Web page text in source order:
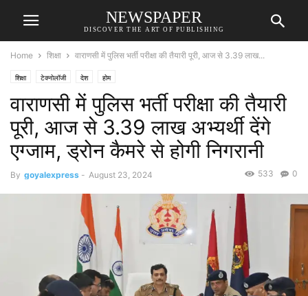
NEWSPAPER
DISCOVER THE ART OF PUBLISHING
Home शिक्षा वाराणसी में पुलिस भर्ती परीक्षा की तैयारी पूरी, आज से 3.39 लाख...
शिक्षा टेक्नोलॉजी देश होम
वाराणसी में पुलिस भर्ती परीक्षा की तैयारी
पूरी, आज से 3.39 लाख अभ्यर्थी देंगे
एग्जाम, ड्रोन कैमरे से होगी निगरानी
By goyalexpress - August 23, 2024 0
533